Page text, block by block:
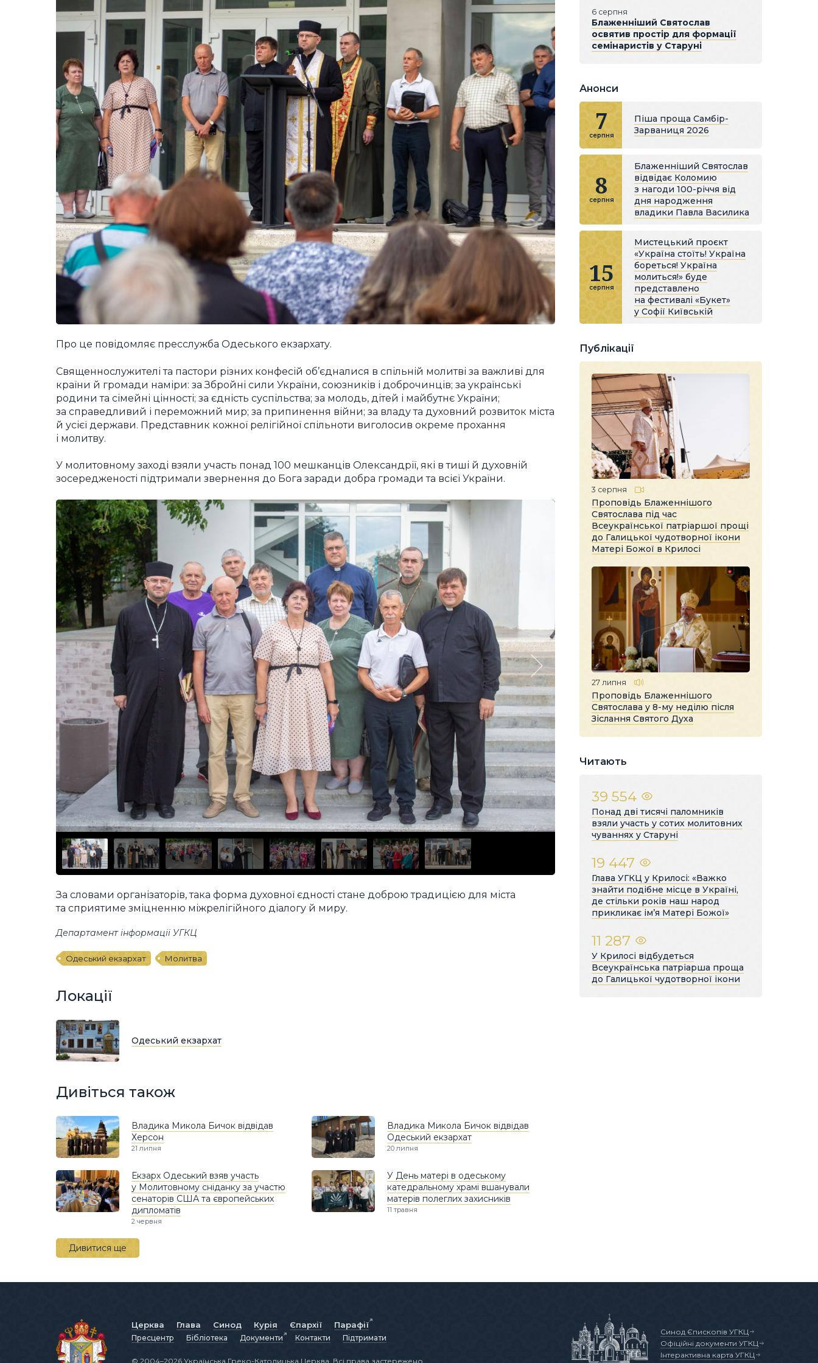
Про це повідомляє пресслужба Одеського екзархату.
Священнослужителі та пастори різних конфесій об’єдналися в спільній молитві за важливі для
країни й громади наміри: за Збройні сили України, союзників і доброчинців; за українські
родини та сімейні цінності; за єдність суспільства; за молодь, дітей і майбутнє України;
за справедливий і переможний мир; за припинення війни; за владу та духовний розвиток міста
й усієї держави. Представник кожної релігійної спільноти виголосив окреме прохання
і молитву.
У молитовному заході взяли участь понад 100 мешканців Олександрії, які в тиші й духовній
зосередженості підтримали звернення до Бога заради добра громади та всієї України.
За словами організаторів, така форма духовної єдності стане доброю традицією для міста
та сприятиме зміцненню міжрелігійного діалогу й миру.
Департамент інформації УГКЦ
Одеський екзархат Молитва
Локації
Одеський екзархат
Дивіться також
Владика Микола Бичок відвідав
Херсон
21 липня
Владика Микола Бичок відвідав
Одеський екзархат
20 липня
Екзарх Одеський взяв участь
у Молитовному сніданку за участю
сенаторів США та європейських
дипломатів
2 червня
У День матері в одеському
катедральному храмі вшанували
матерів полеглих захисників
11 травня
Дивитися ще
6 серпня
Блаженніший Святослав
освятив простір для формації
семінаристів у Старуні
Анонси
7
серпня
Піша проща Самбір-
Зарваниця 2026
8
серпня
Блаженніший Святослав
відвідає Коломию
з нагоди 100-річчя від
дня народження
владики Павла Василика
15
серпня
Мистецький проєкт
«Україна стоїть! Україна
бореться! Україна
молиться!» буде
представлено
на фестивалі «Букет»
у Софії Київській
Публікації
3 серпня
Проповідь Блаженнішого
Святослава під час
Всеукраїнської патріаршої прощі
до Галицької чудотворної ікони
Матері Божої в Крилосі
27 липня
Проповідь Блаженнішого
Святослава у 8-му неділю після
Зіслання Святого Духа
Читають
39 554
Понад дві тисячі паломників
взяли участь у сотих молитовних
чуваннях у Старуні
19 447
Глава УГКЦ у Крилосі: «Важко
знайти подібне місце в Україні,
де стільки років наш народ
прикликає ім’я Матері Божої»
11 287
У Крилосі відбудеться
Всеукраїнська патріарша проща
до Галицької чудотворної ікони
Церква Глава Синод Курія Єпархії Парафії
Пресцентр Бібліотека Документи Контакти Підтримати
Синод Єпископів УГКЦ
Офіційні документи УГКЦ
Інтерактивна карта УГКЦ
© 2004–2026 Українська Греко-Католицька Церква. Всі права застережено.